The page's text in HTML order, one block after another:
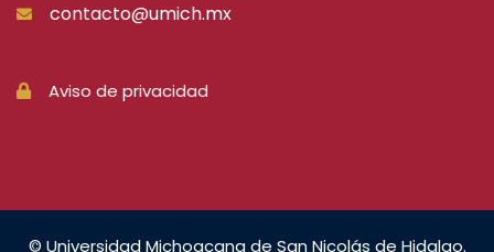
contacto@umich.mx
Aviso de privacidad
© Universidad Michoacana de San Nicolás de Hidalgo.